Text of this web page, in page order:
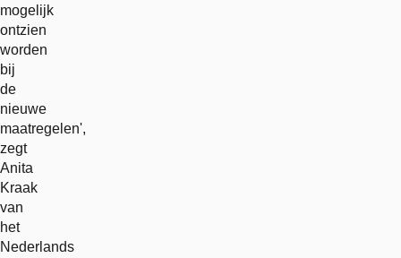
mogelijk
ontzien
worden
bij
de
nieuwe
maatregelen',
zegt
Anita
Kraak
van
het
Nederlands